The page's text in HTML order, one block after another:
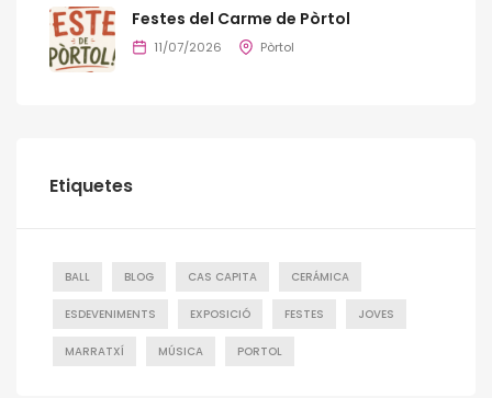
Festes del Carme de Pòrtol
11/07/2026 Pòrtol
Etiquetes
BALL BLOG CAS CAPITA CERÁMICA
ESDEVENIMENTS EXPOSICIÓ FESTES JOVES
MARRATXÍ MÚSICA PORTOL